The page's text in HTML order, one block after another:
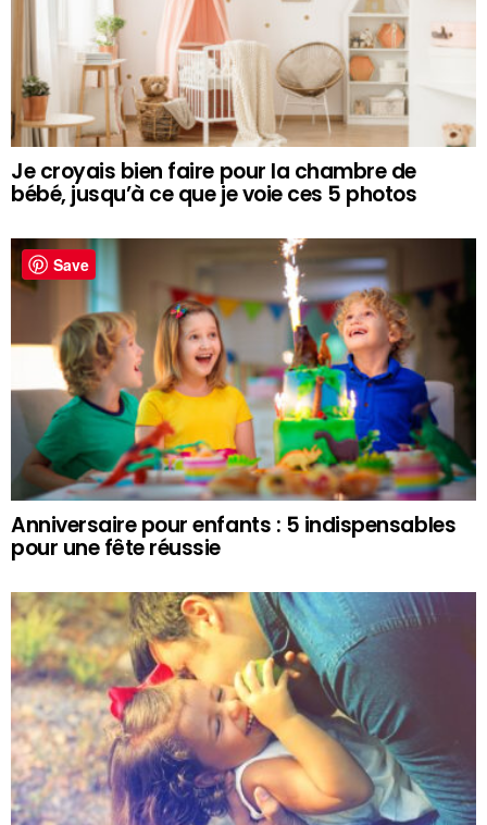
Je croyais bien faire pour la chambre de
bébé, jusqu’à ce que je voie ces 5 photos
Anniversaire pour enfants : 5 indispensables
pour une fête réussie
Save